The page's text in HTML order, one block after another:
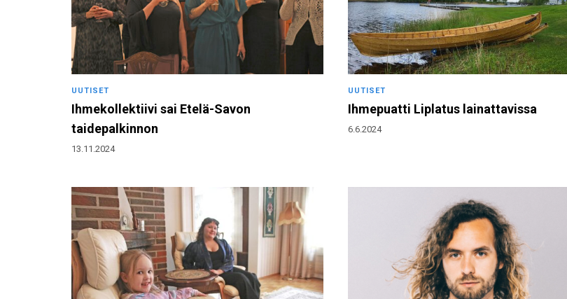
UUTISET
Ihmekollektiivi sai Etelä-Savon
taidepalkinnon
13.11.2024
UUTISET
Ihmepuatti Liplatus lainattavissa
6.6.2024